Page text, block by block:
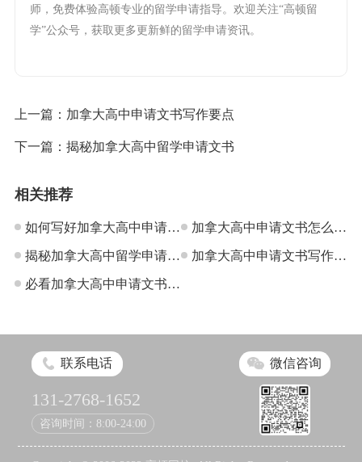
师，免费体验高顿专业的留学申请指导。欢迎关注“高顿留
学”公众号，获取更多更新鲜的留学申请资讯。
上一篇： 加拿大高中申请文书写作要点
下一篇： 揭秘加拿大高中留学申请文书
相关推荐
如何写好加拿大高中申请文
书
加拿大高中申请文书怎么
写？
揭秘加拿大高中留学申请文
书
加拿大高中申请文书写作要
必看加拿大高中申请文书大
联系电话
131-2768-1652
咨询时间：8:00-24:00
微信咨询